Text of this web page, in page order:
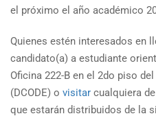
el próximo el año académico
Quienes estén interesados en
candidato(a) a estudiante
Oficina 222-B en el 2do piso
(DCODE) o visitar cualquiera
que estarán distribuidos de la